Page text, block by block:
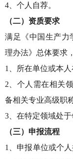
4、个人自荐。
（二）资质要求
满足《中国生产力
理办法》总体要求
1、所在单位或本
2、个人需在相关
备相关专业高级职
3、在特定领域处
（三）申报流程
1、申报单位或个